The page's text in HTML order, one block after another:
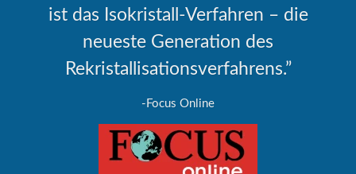
ist das Isokristall-Verfahren – die
neueste Generation des
Rekristallisationsverfahrens.
-Focus Online